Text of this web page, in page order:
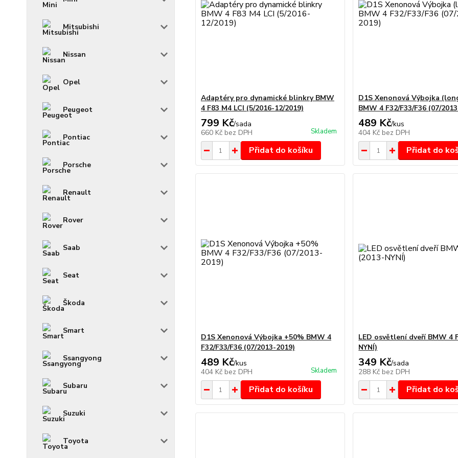
Mitsubishi
Nissan
Opel
Peugeot
Pontiac
Porsche
Renault
Rover
Saab
Seat
Škoda
Smart
Ssangyong
Subaru
Suzuki
Toyota
Adaptéry pro dynamické blinkry BMW
4 F83 M4 LCI (5/2016-12/2019)
799 Kč/sada
660 Kč bez DPH Skladem
Přidat do košíku
D1S Xenonová Výbojka
BMW 4 F32/F33/F36 (07/
489 Kč/kus
404 Kč bez DPH
Přidat do
D1S Xenonová Výbojka +50% BMW 4
F32/F33/F36 (07/2013-2019)
489 Kč/kus
404 Kč bez DPH Skladem
Přidat do košíku
LED osvětlení dveří BMW 4
NYNÍ)
349 Kč/sada
288 Kč bez DPH
Přidat do